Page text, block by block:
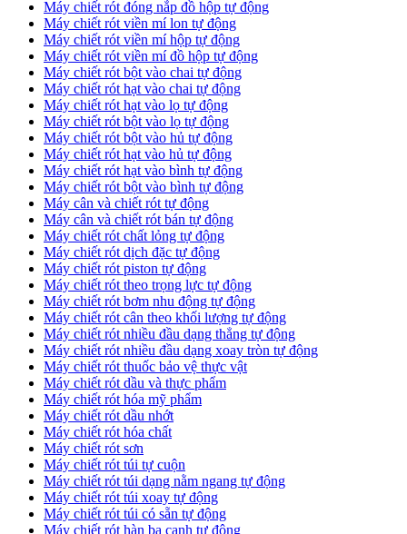
Máy chiết rót đóng nắp đồ hộp tự động
Máy chiết rót viền mí lon tự động
Máy chiết rót viền mí hộp tự động
Máy chiết rót viền mí đồ hộp tự động
Máy chiết rót bột vào chai tự động
Máy chiết rót hạt vào chai tự động
Máy chiết rót hạt vào lọ tự động
Máy chiết rót bột vào lọ tự động
Máy chiết rót bột vào hủ tự động
Máy chiết rót hạt vào hủ tự động
Máy chiết rót hạt vào bình tự động
Máy chiết rót bột vào bình tự động
Máy cân và chiết rót tự động
Máy cân và chiết rót bán tự động
​Máy chiết rót chất lỏng tự động
​Máy chiết rót dịch đặc tự động
Máy chiết rót piston tự động
Máy chiết rót theo trọng lực tự động
​Máy chiết rót bơm nhu động tự động
Máy chiết rót cân theo khối lượng tự động
​Máy chiết rót nhiều đầu dạng thẳng tự động
​Máy chiết rót nhiều đầu dạng xoay tròn tự động
Máy chiết rót thuốc bảo vệ thực vật
Máy chiết rót dầu và thực phẩm
Máy chiết rót hóa mỹ phẩm
Máy chiết rót dầu nhớt
Máy chiết rót hóa chất
Máy chiết rót sơn
Máy chiết rót túi tự cuộn
Máy chiết rót túi dạng nằm ngang tự động
Máy chiết rót túi xoay tự động
Máy chiết rót túi có sẵn tự động
Máy chiết rót hàn ba cạnh tự động